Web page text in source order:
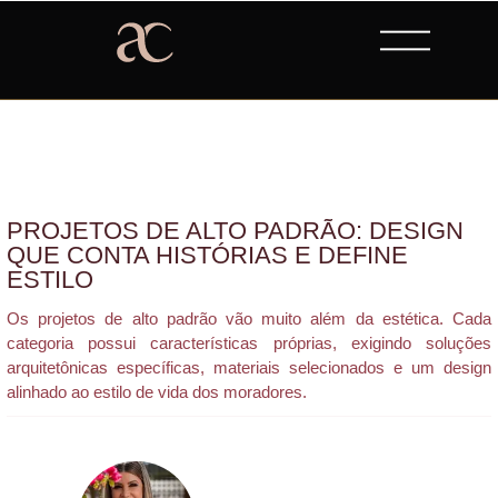
PROJETOS DE ALTO PADRÃO: DESIGN
QUE CONTA HISTÓRIAS E DEFINE
ESTILO
Os projetos de alto padrão vão muito além da estética. Cada
categoria possui características próprias, exigindo soluções
arquitetônicas específicas, materiais selecionados e um design
alinhado ao estilo de vida dos moradores.